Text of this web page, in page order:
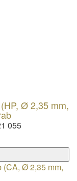
Ø 2,35 mm,
055